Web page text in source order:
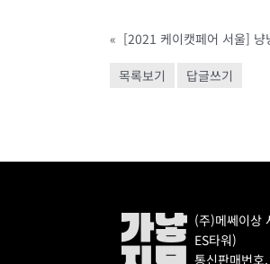
« [2021 케이캣페어 서울] 냥
목록보기 답글쓰기
(주)메쎄이상
ES타워)
통신판매번